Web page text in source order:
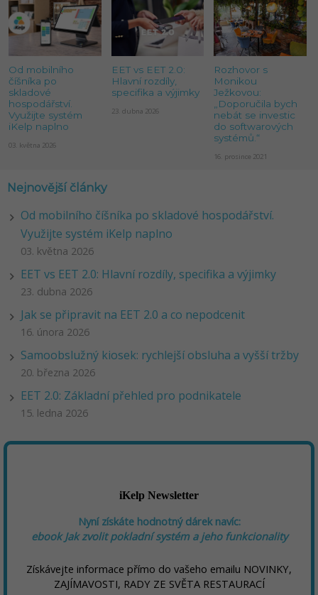
Od mobilního
číšníka po
skladové
hospodářství.
Využijte systém
iKelp naplno
03. května 2026
EET vs EET 2.0:
Hlavní rozdíly,
specifika a výjimky
23. dubna 2026
Rozhovor s
Monikou
Ježkovou:
„Doporučila bych
nebát se investic
do softwarových
systémů.“
16. prosince 2021
Nejnovější články
Od mobilního číšníka po skladové hospodářství.
Využijte systém iKelp naplno
03. května 2026
EET vs EET 2.0: Hlavní rozdíly, specifika a výjimky
23. dubna 2026
Jak se připravit na EET 2.0 a co nepodcenit
16. února 2026
Samoobslužný kiosek: rychlejší obsluha a vyšší tržby
20. března 2026
EET 2.0: Základní přehled pro podnikatele
15. ledna 2026
iKelp Newsletter
Nyní získáte hodnotný dárek navíc:
ebookJak zvolit pokladní systém a jeho funkcionality
Získávejte informace přímo do vašeho emailu NOVINKY,
ZAJÍMAVOSTI, RADY ZE SVĚTA RESTAURACÍ